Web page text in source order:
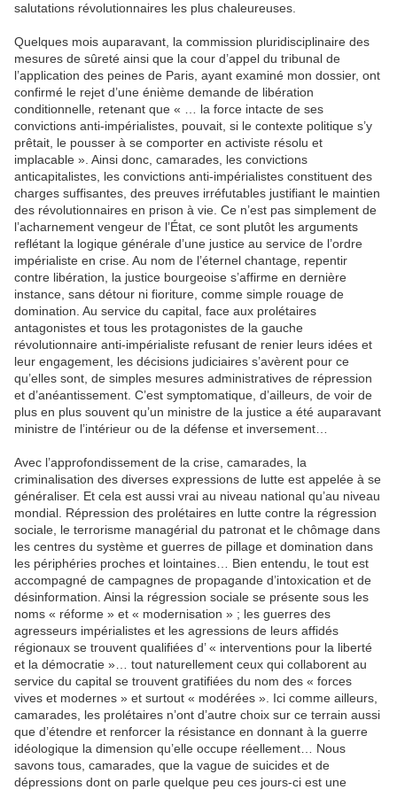
salutations révolutionnaires les plus chaleureuses.
Quelques mois auparavant, la commission pluridisciplinaire des
mesures de sûreté ainsi que la cour d’appel du tribunal de
l’application des peines de Paris, ayant examiné mon dossier, ont
confirmé le rejet d’une énième demande de libération
conditionnelle, retenant que « … la force intacte de ses
convictions anti-impérialistes, pouvait, si le contexte politique s’y
prêtait, le pousser à se comporter en activiste résolu et
implacable ». Ainsi donc, camarades, les convictions
anticapitalistes, les convictions anti-impérialistes constituent des
charges suffisantes, des preuves irréfutables justifiant le maintien
des révolutionnaires en prison à vie. Ce n’est pas simplement de
l’acharnement vengeur de l’État, ce sont plutôt les arguments
reflétant la logique générale d’une justice au service de l’ordre
impérialiste en crise. Au nom de l’éternel chantage, repentir
contre libération, la justice bourgeoise s’affirme en dernière
instance, sans détour ni fioriture, comme simple rouage de
domination. Au service du capital, face aux prolétaires
antagonistes et tous les protagonistes de la gauche
révolutionnaire anti‑impérialiste refusant de renier leurs idées et
leur engagement, les décisions judiciaires s’avèrent pour ce
qu’elles sont, de simples mesures administratives de répression
et d’anéantissement. C’est symptomatique, d’ailleurs, de voir de
plus en plus souvent qu’un ministre de la justice a été auparavant
ministre de l’intérieur ou de la défense et inversement…
Avec l’approfondissement de la crise, camarades, la
criminalisation des diverses expressions de lutte est appelée à se
généraliser. Et cela est aussi vrai au niveau national qu’au niveau
mondial. Répression des prolétaires en lutte contre la régression
sociale, le terrorisme managérial du patronat et le chômage dans
les centres du système et guerres de pillage et domination dans
les périphéries proches et lointaines… Bien entendu, le tout est
accompagné de campagnes de propagande d’intoxication et de
désinformation. Ainsi la régression sociale se présente sous les
noms « réforme » et « modernisation » ; les guerres des
agresseurs impérialistes et les agressions de leurs affidés
régionaux se trouvent qualifiées d’ « interventions pour la liberté
et la démocratie »… tout naturellement ceux qui collaborent au
service du capital se trouvent gratifiées du nom des « forces
vives et modernes » et surtout « modérées ». Ici comme ailleurs,
camarades, les prolétaires n’ont d’autre choix sur ce terrain aussi
que d’étendre et renforcer la résistance en donnant à la guerre
idéologique la dimension qu’elle occupe réellement… Nous
savons tous, camarades, que la vague de suicides et de
dépressions dont on parle quelque peu ces jours-ci est une